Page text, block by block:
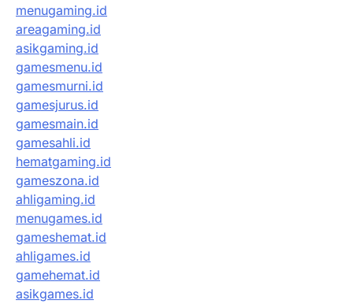
menugaming.id
areagaming.id
asikgaming.id
gamesmenu.id
gamesmurni.id
gamesjurus.id
gamesmain.id
gamesahli.id
hematgaming.id
gameszona.id
ahligaming.id
menugames.id
gameshemat.id
ahligames.id
gamehemat.id
asikgames.id